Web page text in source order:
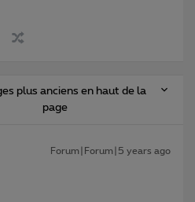
plus anciens en haut de la
page
Forum|Forum|5 years ago